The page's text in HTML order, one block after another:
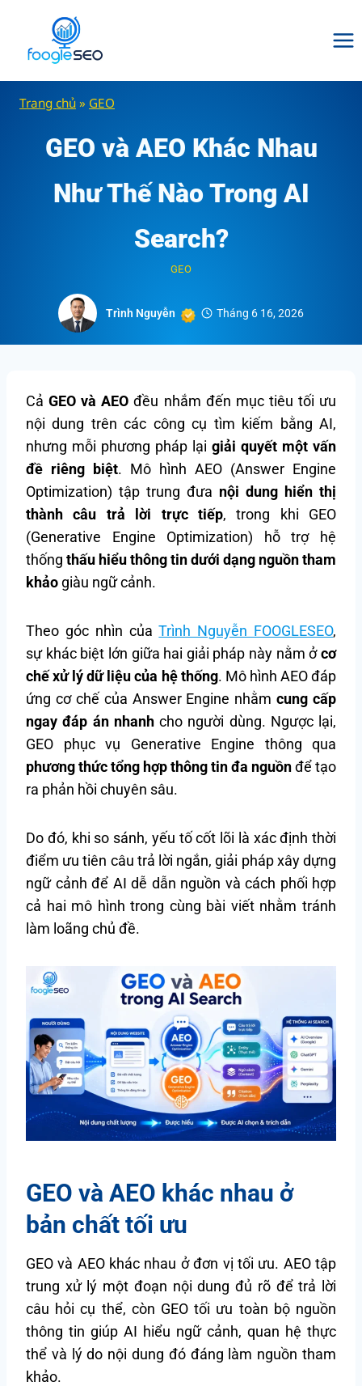
content
Trang chủ » GEO
GEO và AEO Khác Nhau
Như Thế Nào Trong AI
Search?
GEO
Trình Nguyễn Tháng 6 16, 2026
CảGEO và AEOđều nhắm đến mục tiêu tối ưu
nội dung trên các công cụ tìm kiếm bằng AI,
nhưng mỗi phương pháp lại giải quyết một vấn
đề riêng biệt. Mô hình AEO (Answer Engine
Optimization) tập trung đưa nội dung hiển thị
thành câu trả lời trực tiếp, trong khi GEO
(Generative Engine Optimization) hỗ trợ hệ
thống thấu hiểu thông tin dưới dạng nguồn tham
khảo giàu ngữ cảnh.
Theo góc nhìn củaTrình Nguyễn FOOGLESEO,
sự khác biệt lớn giữa hai giải pháp này nằm ởcơ
chế xử lý dữ liệu của hệ thống. Mô hình AEO đáp
ứng cơ chế của Answer Engine nhằmcung cấp
ngay đáp án nhanhcho người dùng. Ngược lại,
GEO phục vụ Generative Engine thông qua
phương thức tổng hợp thông tin đa nguồnđể tạo
ra phản hồi chuyên sâu.
Do đó, khi so sánh, yếu tố cốt lõi là xác định thời
điểm ưu tiên câu trả lời ngắn, giải pháp xây dựng
ngữ cảnh để AI dễ dẫn nguồn và cách phối hợp
cả hai mô hình trong cùng bài viết nhằm tránh
làm loãng chủ đề.
GEO và AEO khác nhau ở
bản chất tối ưu
GEO và AEO khác nhau ở đơn vị tối ưu. AEO tập
trung xử lý một đoạn nội dung đủ rõ để trả lời
câu hỏi cụ thể, còn GEO tối ưu toàn bộ nguồn
thông tin giúp AI hiểu ngữ cảnh, quan hệ thực
thể và lý do nội dung đó đáng làm nguồn tham
khảo.